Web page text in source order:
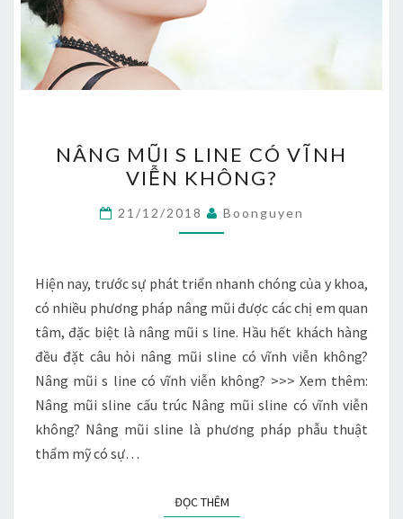
MŨI
S
LINE
CÓ
VIỄN
KHÔNG?
NÂNG MŨI S LINE CÓ VĨNH
VIỄN KHÔNG?
21/12/2018 Boonguyen
Hiện nay, trước sự phát triển nhanh chóng của y khoa,
có nhiều phương pháp nâng mũi được các chị em quan
tâm, đặc biệt là nâng mũi s line. Hầu hết khách hàng
đều đặt câu hỏi nâng mũi sline có vĩnh viễn không?
Nâng mũi s line có vĩnh viễn không? >>> Xem thêm:
Nâng mũi sline cấu trúc Nâng mũi sline có vĩnh viễn
không? Nâng mũi sline là phương pháp phẫu thuật
thẩm mỹ có sự…
ĐỌC THÊMĐỌC THÊM